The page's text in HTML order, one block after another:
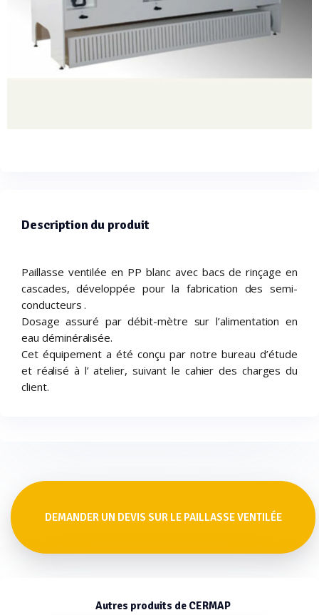
Description du produit
Paillasse ventilée en PP blanc avec bacs de rinçage en
cascades, développée pour la fabrication des semi-
conducteurs .
Dosage assuré par débit-mètre sur l’alimentation en
eau déminéralisée.
Cet équipement a été conçu par notre bureau d’étude
et réalisé à l’ atelier, suivant le cahier des charges du
client.
DEMANDER UN DEVIS SUR LE PAILLASSE VENTILÉE
Autres produits de CERMAP